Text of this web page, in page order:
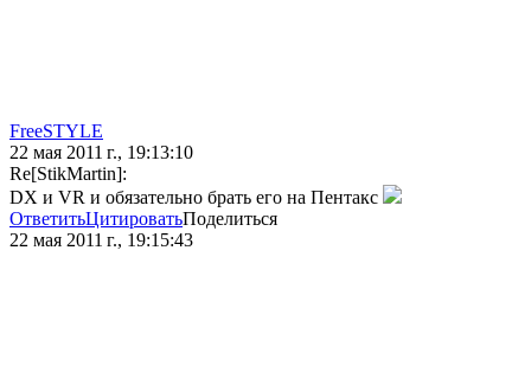
FreeSTYLE
22 мая 2011 г., 19:13:10
Re[StikMartin]:
DX и VR и обязательно брать его на Пентакс
ОтветитьЦитироватьПоделиться
22 мая 2011 г., 19:15:43